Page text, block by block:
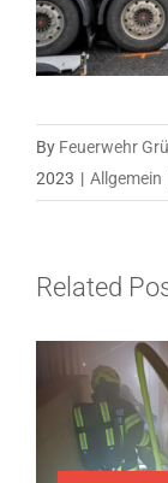
By Feuerwehr
2023 | Allgemein
Related